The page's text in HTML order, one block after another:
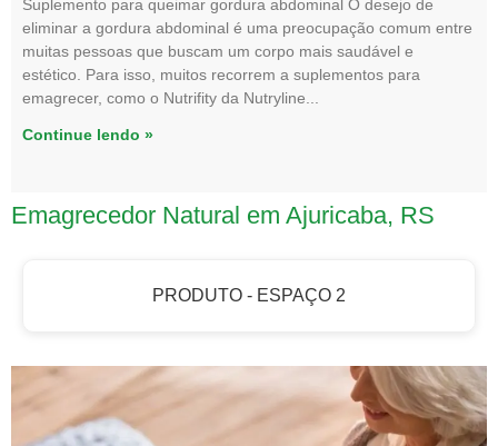
Suplemento para queimar gordura abdominal O desejo de
eliminar a gordura abdominal é uma preocupação comum entre
muitas pessoas que buscam um corpo mais saudável e
estético. Para isso, muitos recorrem a suplementos para
emagrecer, como o Nutrifity da Nutryline
Continue lendo »
Emagrecedor Natural em Ajuricaba, RS
PRODUTO - ESPAÇO 2